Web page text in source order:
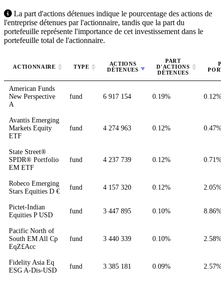
La part d'actions détenues indique le pourcentage des actions de
l'entreprise détenues par l'actionnaire, tandis que la part du
portefeuille représente l'importance de cet investissement dans le
portefeuille total de l'actionnaire.
ACTIONNAIRE TYPE
ACTIONS
DÉTENUES
PART
D'ACTIONS
DÉTENUES
American Funds
New Perspective
A
fund 6 917 154 0.19%
Avantis Emerging
Markets Equity
ETF
fund 4 274 963 0.12%
State Street®
SPDR® Portfolio
EM ETF
fund 4 237 739 0.12%
Robeco Emerging
Stars Equities D €
fund 4 157 320 0.12%
Pictet-Indian
Equities P USD
fund 3 447 895 0.10%
Pacific North of
South EM All Cp
EqZ£Acc
fund 3 440 339 0.10%
Fidelity Asia Eq
ESG A-Dis-USD
fund 3 385 181 0.09%